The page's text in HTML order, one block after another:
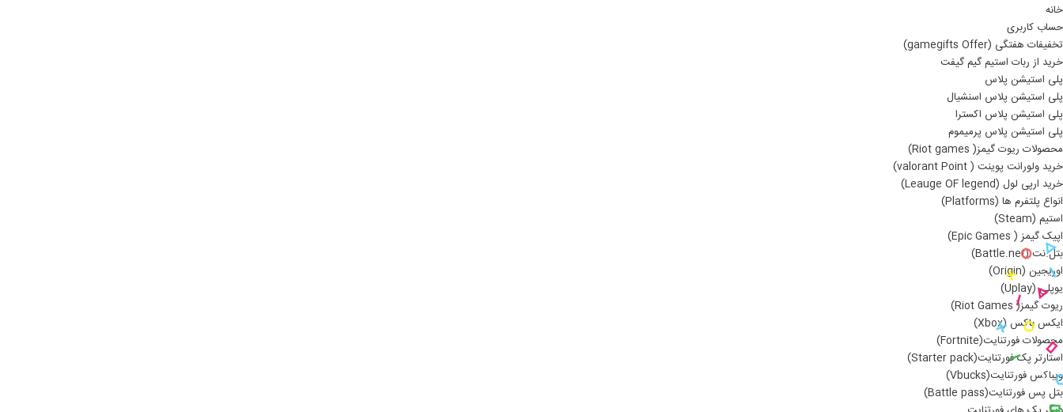
خانه
حساب کاربری
تخفیفات هفتگی (gamegifts Offer)
خرید از ربات استیم گیم گیفت
پلی استیشن پلاس
پلی استیشن پلاس اسنشیال
پلی استیشن پلاس اکسترا
پلی استیشن پلاس پرمیموم
محصولات ریوت گیمز( Riot games)
خرید ولورانت پوینت ( valorant Point)
خرید ارپی لول (Leauge OF legend)
انواع پلتفرم ها (Platforms)
استیم (Steam)
اپیک گیمز ( Epic Games)
بتل.نت (Battle.net)
اوریجین (Origin)
یوپلی (Uplay)
ریوت گیمز( Riot Games)
ایکس باکس (Xbox)
محصولات فورتنایت(Fortnite)
استارتر پک فورتنایت(Starter pack)
ویباکس فورتنایت(Vbucks)
بتل پس فورتنایت(Battle pass)